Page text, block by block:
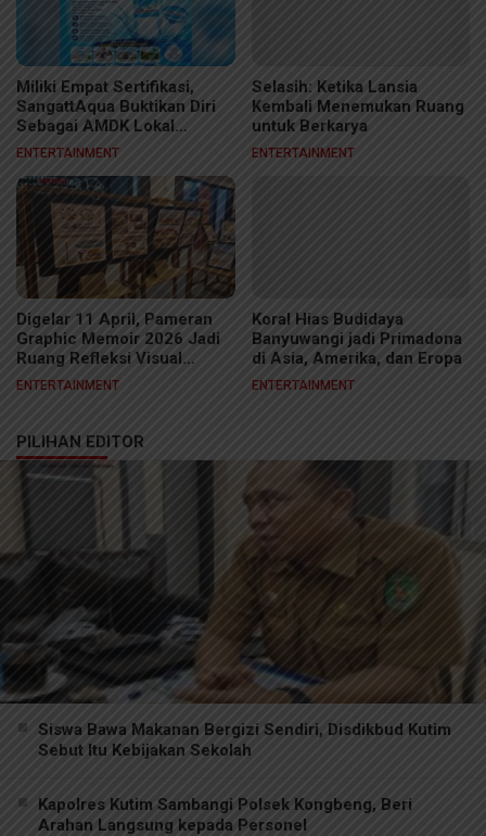
Miliki Empat Sertifikasi,
SangattAqua Buktikan Diri
Sebagai AMDK Lokal
Berkelas
ENTERTAINMENT
Selasih: Ketika Lansia
Kembali Menemukan Ruang
untuk Berkarya
ENTERTAINMENT
Digelar 11 April, Pameran
Graphic Memoir 2026 Jadi
Ruang Refleksi Visual
Kreator Samarinda
ENTERTAINMENT
Koral Hias Budidaya
Banyuwangi jadi Primadona
di Asia, Amerika, dan Eropa
ENTERTAINMENT
PILIHAN EDITOR
Siswa Bawa Makanan Bergizi Sendiri, Disdikbud Kutim
Sebut Itu Kebijakan Sekolah
Kapolres Kutim Sambangi Polsek Kongbeng, Beri
Arahan Langsung kepada Personel